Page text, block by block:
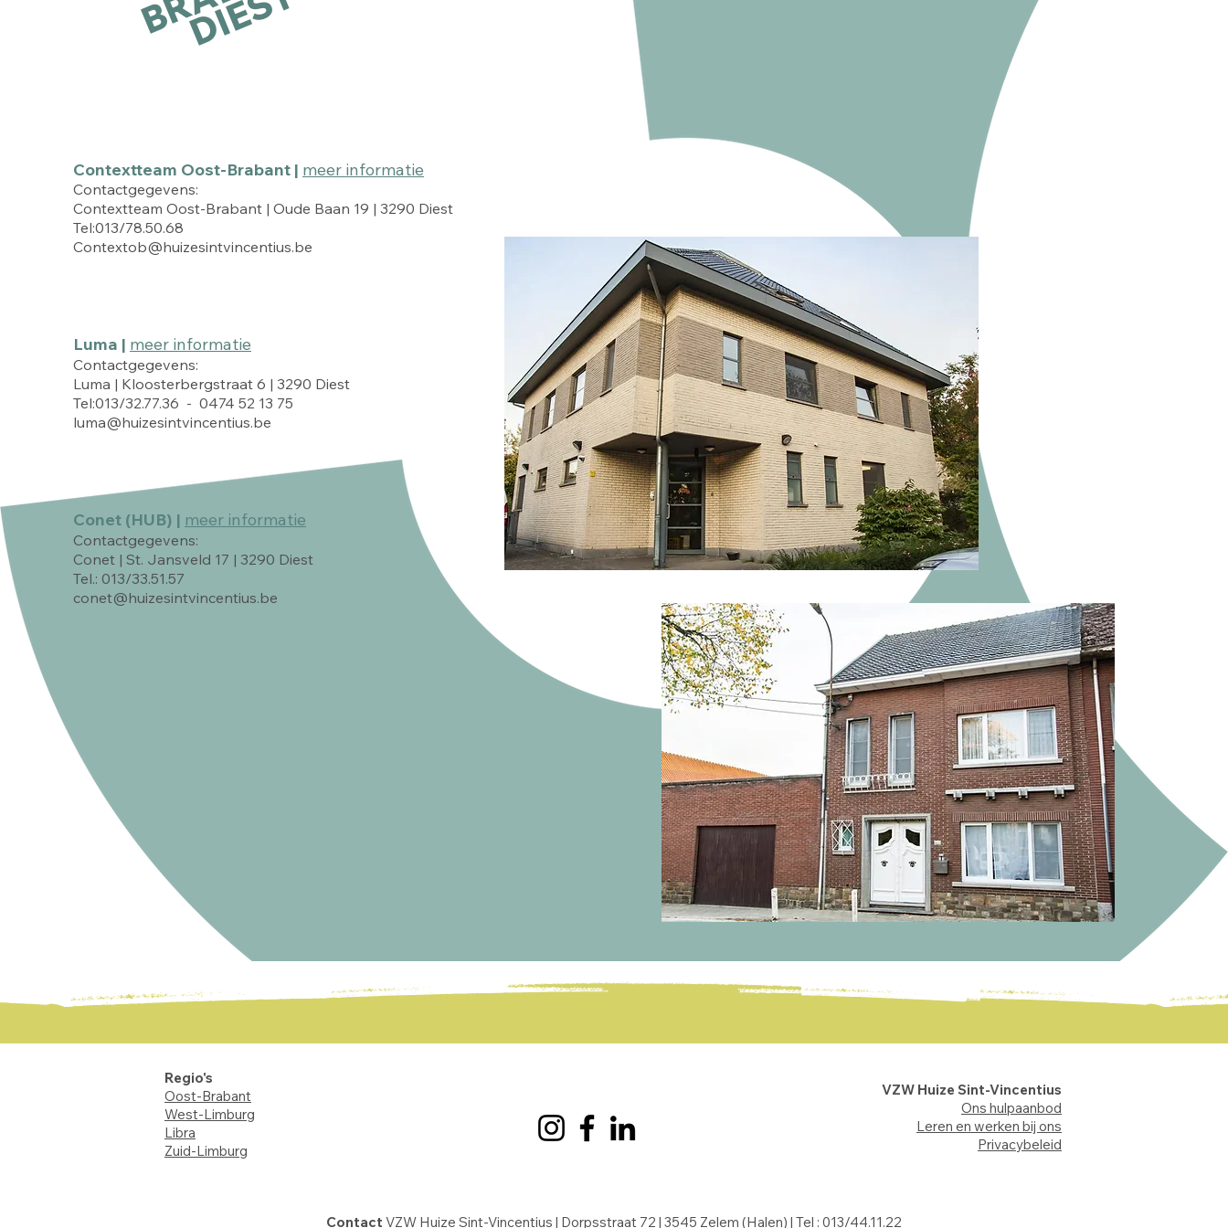
Contextteam Oost-Brabant | meer informatie
Contactgegevens:
Contextteam Oost-Brabant | Oude Baan 19 | 3290 Diest
Tel:013/78.50.68
Contextob@huizesintvincentius.be
Luma | meer informatie
Contactgegevens:
Luma | Kloosterbergstraat 6 | 3290 Diest
Tel:013/32.77.36 - 0474 52 13 75
luma@huizesintvincentius.be
Conet (HUB) | meer informatie
Contactgegevens:
Conet | St. Jansveld 17 | 3290 Diest
Tel.: 013/33.51.57
conet@huizesintvincentius.be
Regio's
Oost-Brabant
West-Limburg
Libra
Zuid-Limburg
VZW Huize Sint-Vincentius
Ons hulpaanbod
Leren en werken bij ons
Privacybeleid
Contact VZW Huize Sint-Vincentius | Dorpsstraat 72 | 3545 Zelem (Halen) | Tel : 013/44.11.22